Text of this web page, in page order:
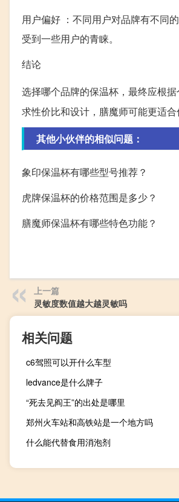
用户偏好 ：不同用户对品牌有不同
受到一些用户的青睐。
结论
选择哪个品牌的保温杯，最终应根据
求性价比和设计，膳魔师可能更适
其他小伙伴的相似问题：
象印保温杯有哪些型号推荐？
虎牌保温杯的价格范围是多少？
膳魔师保温杯有哪些特色功能？
上一篇
灵敏度数值越大越灵敏吗
相关问题
c6驾照可以开什么车型
ledvance是什么牌子
“死去见阎王”的出处是哪里
郑州火车站和高铁站是一个地方吗
什么能代替食用消泡剂